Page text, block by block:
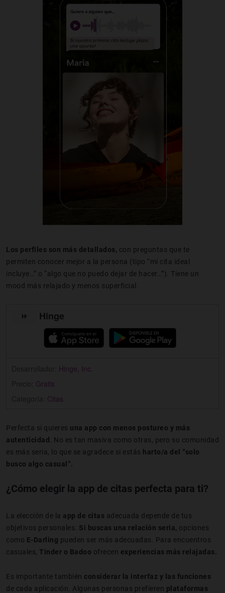
Los perfiles son más detallados,
con preguntas que te
permiten conocer mejor a la persona (tipo “mi cita ideal
incluye…” o “algo que no puedo dejar de hacer…”). Tiene un
mood más relajado y menos superficial.
Hinge
Hinge, Inc.
Gratis
Citas
Perfecta si quieres una app con menos postureo y más
autenticidad
. No es tan masiva como otras, pero su comunidad
es más seria, lo que se agradece si estás harto/a del “solo
busco algo casual”.
¿Cómo elegir la app de citas perfecta para ti?
La elección de la app de citas adecuada depende de tus
objetivos personales. Si buscas una relación seria, opciones
como E-Darling pueden ser más adecuadas. Para encuentros
casuales, Tinder o Badoo ofrecen experiencias más relajadas.
Es importante también considerar la interfaz y las funciones
de cada aplicación. Algunas personas prefieren plataformas